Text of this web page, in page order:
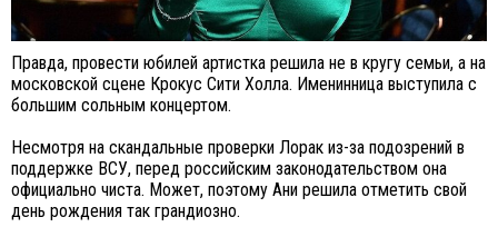
Правда, провести юбилей артистка решила не в кругу семьи, а на
московской сцене Крокус Сити Холла. Именинница выступила с
большим сольным концертом.
Несмотря на скандальные проверки Лорак из-за подозрений в
поддержке ВСУ, перед российским законодательством она
официально чиста. Может, поэтому Ани решила отметить свой
день рождения так грандиозно.